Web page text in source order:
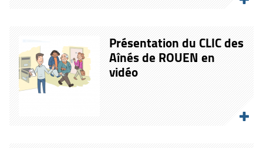
Présentation du CLIC des
Aînés de ROUEN en
vidéo